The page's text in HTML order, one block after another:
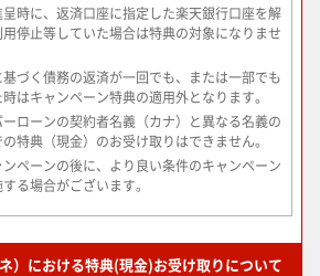
時に、返済口座に指定した楽天銀行口座を解
停止等していた場合は特典の対象になりませ
づく債務の返済が一回でも、または一部でも
はキャンペーン特典の適用外となります。
ーローンの契約者名義（カナ）と異なる名義の
特典（現金）のお受け取りはできません。
ペーンの後に、より良い条件のキャンペーン
る場合がございます。
）における特典(現金)お受け取りについて